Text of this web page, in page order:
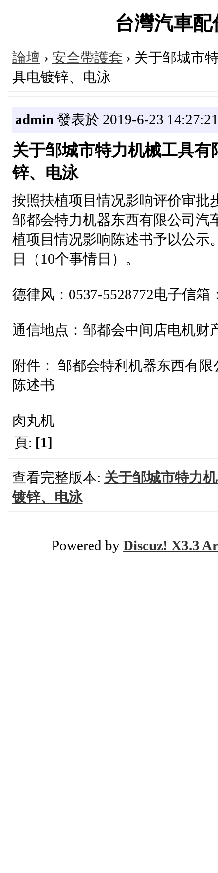
台灣汽車
論壇 › 安全帶護套 › 关于邹城市
具电镀锌、电泳
admin 發表於 2019-6-23 14:27:21
关于邹城市特力机械工具
锌、电泳
按照扶植项目情况影响评价审批
邹都会特力机器东西有限公司汽
植项目情况影响陈述书予以公示
日（10个事情日）。
德律风：0537-5528772电子信箱
通信地点：邹都会中间店电机财
附件： 邹都会特利机器东西有
陈述书
肉丸机
頁: [1]
查看完整版本: 关于邹城市特力
镀锌、电泳
Powered by Discuz! X3.3